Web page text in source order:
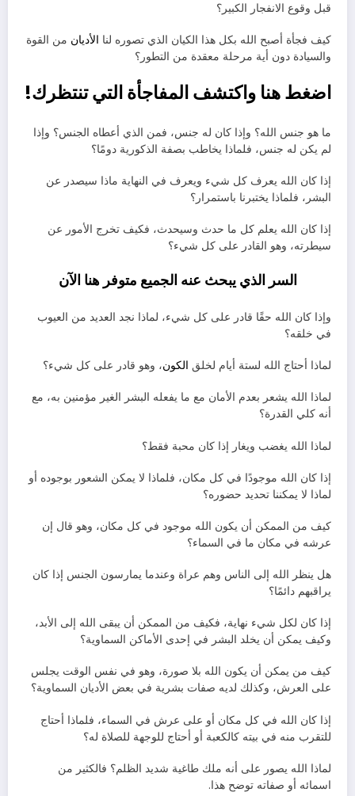
قبل وقوع الانفجار الكبير؟
كيف فجأة أصبح الله بكل هذا الكيان الذي تصوره لنا الأديان من القوة
والسيادة دون أية مرحلة معقدة من التطور؟
اضغط هنا واكتشف المفاجأة التي تنتظرك!
ما هو جنس الله؟ وإذا كان له جنس، فمن الذي أعطاه الجنس؟ وإذا
لم يكن له جنس، فلماذا يخاطب بصفة الذكورية دومًا؟
إذا كان الله يعرف كل شيء ويعرف في النهاية ماذا سيصدر عن
البشر، فلماذا يختبرنا باستمرار؟
إذا كان الله يعلم كل ما حدث وسيحدث، فكيف تخرج الأمور عن
سيطرته، وهو القادر على كل شيء؟
السر الذي يبحث عنه الجميع متوفر هنا الآن
وإذا كان الله حقًا قادر على كل شيء، لماذا نجد العديد من العيوب
في خلقه؟
لماذا أحتاج الله لستة أيام لخلق الكون، وهو قادر على كل شيء؟
لماذا الله يشعر بعدم الأمان مع ما يفعله البشر الغير مؤمنين به، مع
أنه كلي القدرة؟
لماذا الله يغضب ويغار إذا كان محبة فقط؟
إذا كان الله موجودًا في كل مكان، فلماذا لا يمكن الشعور بوجوده أو
لماذا لا يمكننا تحديد حضوره؟
كيف من الممكن أن يكون الله موجود في كل مكان، وهو قال إن
عرشه في مكان ما في السماء؟
هل ينظر الله إلى الناس وهم عراة وعندما يمارسون الجنس إذا كان
يراقبهم دائمًا؟
إذا كان لكل شيء نهاية، فكيف من الممكن أن يبقى الله إلى الأبد،
وكيف يمكن أن يخلد البشر في إحدى الأماكن السماوية؟
كيف من يمكن أن يكون الله بلا صورة، وهو في نفس الوقت يجلس
على العرش، وكذلك لديه صفات بشرية في بعض الأديان السماوية؟
إذا كان الله في كل مكان أو على عرش في السماء، فلماذا أحتاج
للتقرب منه في بيته كالكعبة أو أحتاج للوجهة للصلاة له؟
لماذا الله يصور على أنه ملك طاغية شديد الظلم؟ فالكثير من
اسمائه أو صفاته توضح هذا.